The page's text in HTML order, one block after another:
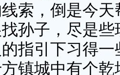
索，倒是今
孙子，尽是
指引下习得
镇城中有个